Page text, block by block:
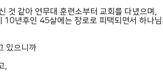
것 같아 연무대 훈련소부터 교회를 다녔으며,
년후인 45살에는 장로로 피택되면서 하나
있으니까
,